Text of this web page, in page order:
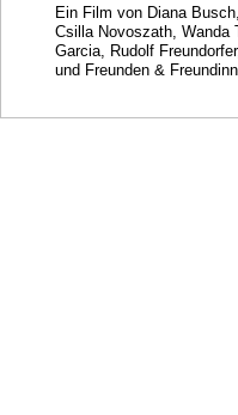
Ein Film von Diana
Csilla Novoszath, Wanda
Garcia, Rudolf
und Freunden &